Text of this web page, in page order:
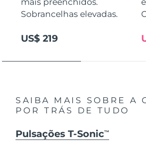
Sobrancelhas elevadas.
US$ 219
SAIBA MAIS SOBRE A
POR TRÁS DE TUDO
Pulsações T-SonicTM